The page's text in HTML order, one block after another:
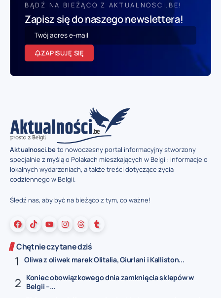
BĄDŹ NA BIEŻĄCO Z AKTUALNOSCI.BE!
Zapisz się do naszego newslettera!
ZAPISUJĘ SIĘ
Aktualnosci.beto nowoczesny portal informacyjny stworzony
specjalnie z myślą o Polakach mieszkających w Belgii: informacje o
lokalnych wydarzeniach, a także treści dotyczące życia
codziennego w Belgii.
Śledź nas, aby być na bieżąco z tym, co ważne!
Chętnie czytane dziś
Oliwa z oliwek marek Olitalia, Giurlani i Kalliston...
Koniec obowiązkowego dnia zamknięcia sklepów w
Belgii –...